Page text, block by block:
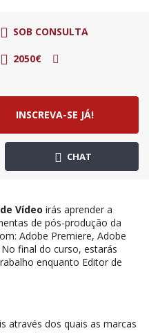
SOB CONSULTA
2050€
INSCREVA-SE JÁ!
CHAT
Vídeo irás aprender a
de pós-produção da
Adobe Premiere, Adobe
final do curso, estarás
enquanto Editor de
através dos quais as marcas